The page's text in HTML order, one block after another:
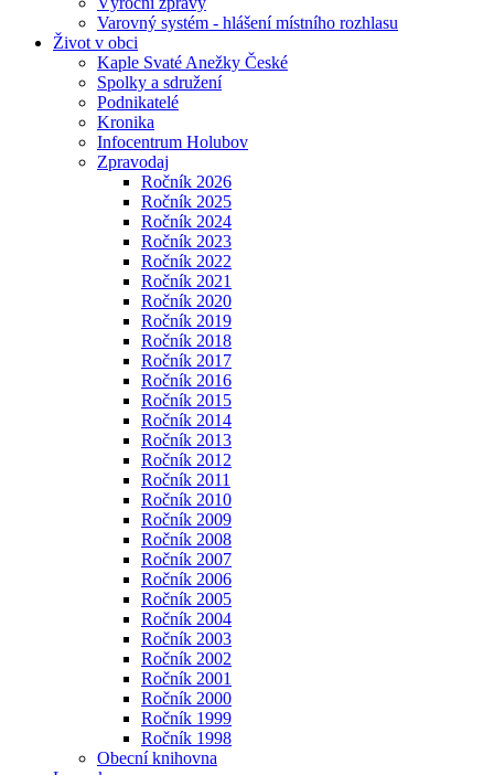
Varovný systém - hlášení místního rozhlasu
Život v obci
Kaple Svaté Anežky České
Spolky a sdružení
Podnikatelé
Kronika
Infocentrum Holubov
Zpravodaj
Ročník 2026
Ročník 2025
Ročník 2024
Ročník 2023
Ročník 2022
Ročník 2021
Ročník 2020
Ročník 2019
Ročník 2018
Ročník 2017
Ročník 2016
Ročník 2015
Ročník 2014
Ročník 2013
Ročník 2012
Ročník 2011
Ročník 2010
Ročník 2009
Ročník 2008
Ročník 2007
Ročník 2006
Ročník 2005
Ročník 2004
Ročník 2003
Ročník 2002
Ročník 2001
Ročník 2000
Ročník 1999
Ročník 1998
Obecní knihovna